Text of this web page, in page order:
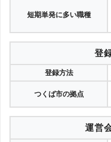
短期単発に多い職種
登
登録方法
つくば市の拠点
運営